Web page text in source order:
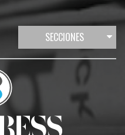
SECCIONES